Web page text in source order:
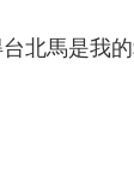
北馬是我的